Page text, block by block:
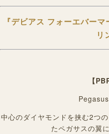
『デビアス フォーエバーマ
リ
【
Pegasus
中心のダイヤモンドを挟む2つ
たペガサスの翼